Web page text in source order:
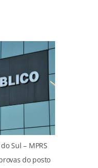
Sul – MPRS
do posto